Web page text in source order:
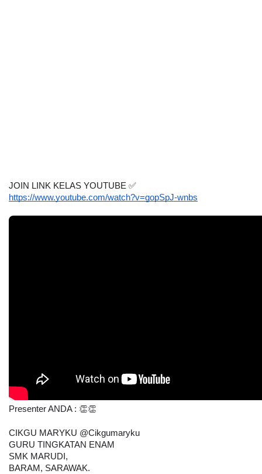
JOIN LINK KELAS YOUTUBE ✅
https://www.youtube.com/watch?v=gopSpJ-wnbs
Presenter ANDA : 👏👏
CIKGU MARYKU @Cikgumaryku
GURU TINGKATAN ENAM
SMK MARUDI,
BARAM, SARAWAK.